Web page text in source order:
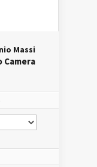
Massi
Camera